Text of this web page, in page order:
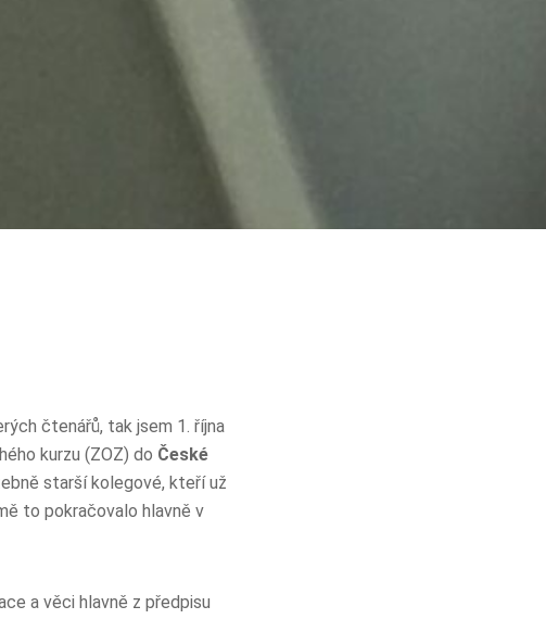
čtenářů, tak jsem 1. října
kurzu (ZOZ) do České
starší kolegové, kteří už
to pokračovalo hlavně v
a věci hlavně z předpisu